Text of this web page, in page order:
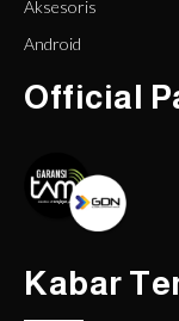
Aksesoris
Android
Official
Kabar